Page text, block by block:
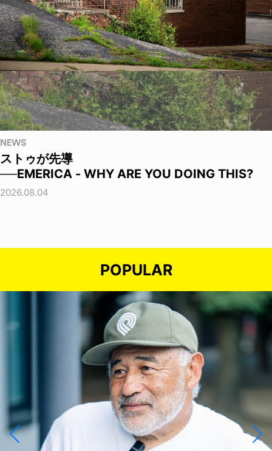
NEWS
ストゥが先導
──EMERICA - WHY ARE YOU DOING THIS?
2026.08.04
POPULAR